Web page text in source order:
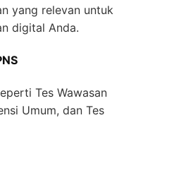
yang relevan untuk
digital Anda.
Tes Wawasan
Umum, dan Tes